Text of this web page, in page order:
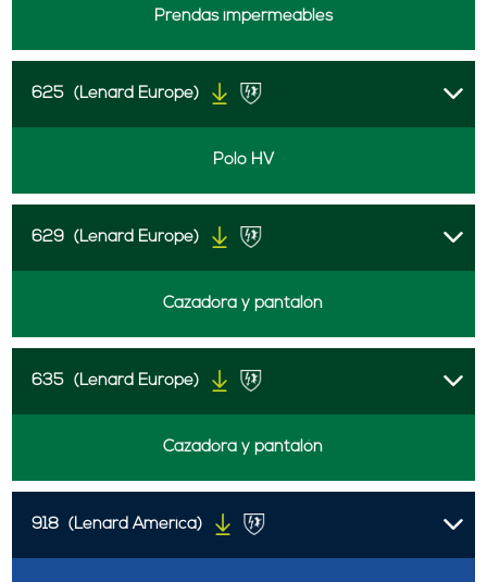
Prendas impermeables
625 (Lenard Europe)
Polo HV
629 (Lenard Europe)
Cazadora y pantalón
635 (Lenard Europe)
Cazadora y pantalón
918 (Lenard America)